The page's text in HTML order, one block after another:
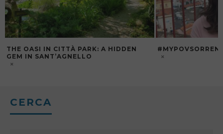
#MYPOVSORRENTO, A NEW BEGINNIG
LE
SANTA IN
CERCA